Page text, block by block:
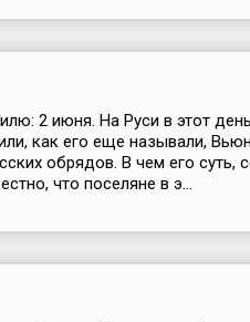
2 июня. На Руси в этот
как его еще называли,
обрядов. В чем его суть,
что поселяне в э...